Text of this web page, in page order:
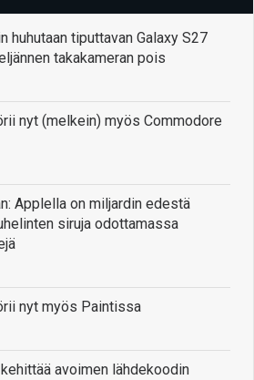
huhutaan tiputtavan Galaxy S27
takakameran pois
nyt (melkein) myös Commodore
Applella on miljardin edestä
siruja odottamassa
nyt myös Paintissa
avoimen lähdekoodin